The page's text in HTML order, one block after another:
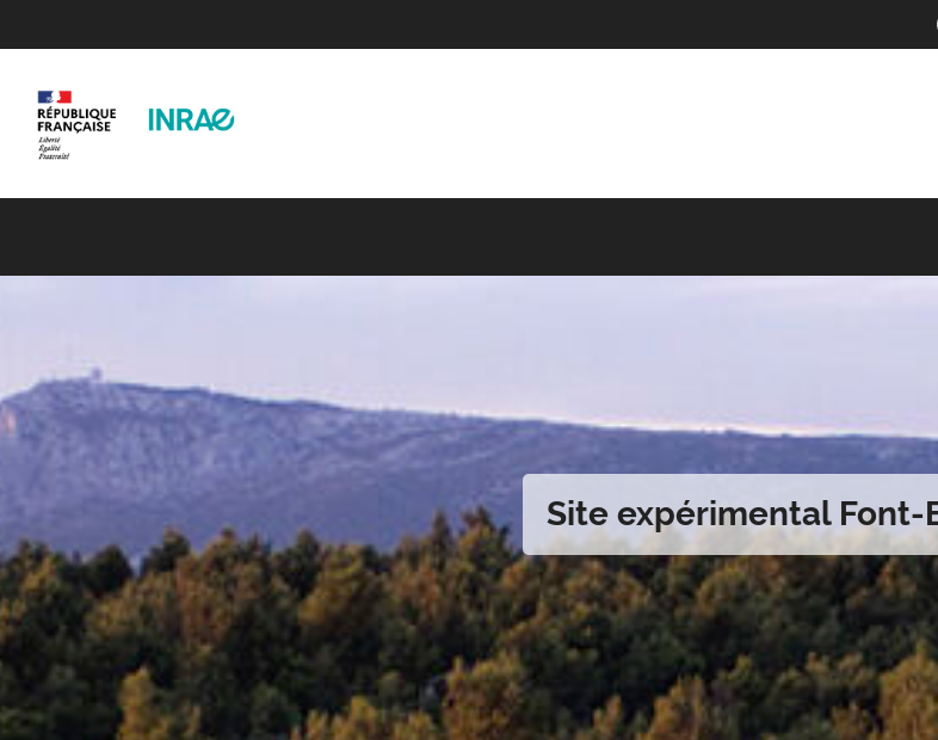
Site expérimental Font-